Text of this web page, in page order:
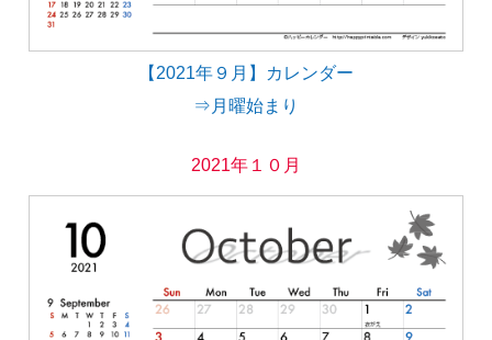
【2021年９月】カレンダー
⇒月曜始まり
2021年１０月